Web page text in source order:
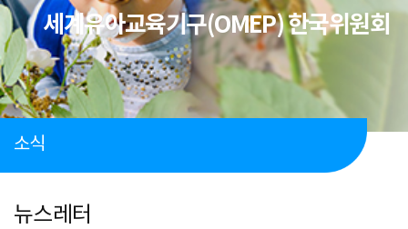
세계유아교육기구(OMEP) 한국위원회
소식
뉴스레터